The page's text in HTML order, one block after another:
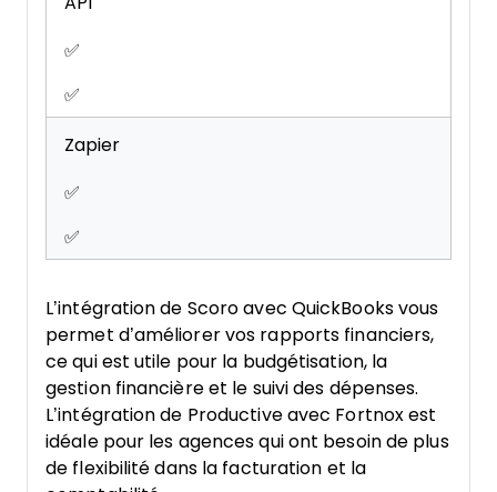
✅
✅
Zapier
✅
✅
L’intégration de Scoro avec QuickBooks vous
permet d’améliorer vos rapports financiers,
ce qui est utile pour la budgétisation, la
gestion financière et le suivi des dépenses.
L’intégration de Productive avec Fortnox est
idéale pour les agences qui ont besoin de plus
de flexibilité dans la facturation et la